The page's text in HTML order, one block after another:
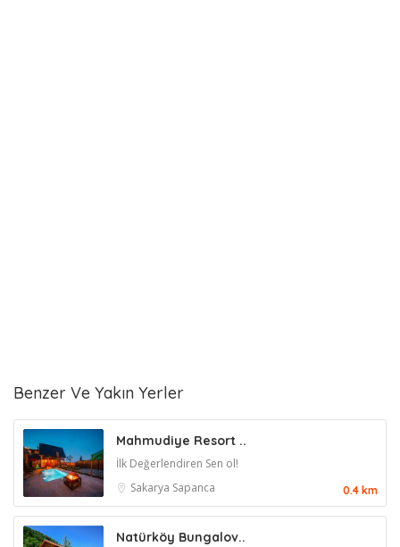
Benzer Ve Yakın Yerler
Mahmudiye Resort ..
İlk Değerlendiren Sen ol!
Sakarya Sapanca 0.4 km
Natürköy Bungalov..